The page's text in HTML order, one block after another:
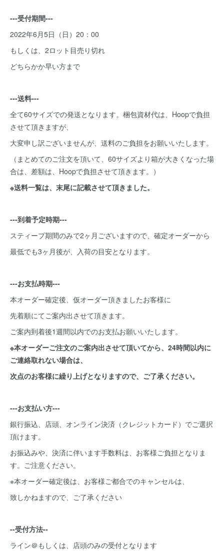
---受付期間---
2022年6月5日（日）20：00
もしくは、2ロット目売り切れ
どちらかか早い方まで
---送料---
全て60サイズでの発送となります。梱包資材代は、Hoopで負担
させて頂きますが、
大変申し訳ございませんが、送料のご負担をお願いいたします。
（まとめてのご注文を頂いて、60サイズより箱が大きくなった場
合は、差額は、Hoopで負担させて頂きます。）
※送料一覧は、末尾に記載させて頂きました。
---到着予定時期---
スティープ期間のみで2ヶ月ございますので、確定オーダーから
最低でも3ヶ月後が、入荷の目安となります。
---お支払時期---
本オーダー確定後、仮オーダー頂きましたお客様に
先着順にてご案内出させて頂きます。
ご案内到着後1週間以内でのお支払お願いいたします。
※本オーダーご注文のご案内出させて頂いてから、24時間以内に
ご連絡取れない場合は、
次点のお客様に繰り上げとなりますので、ご了承ください。
---お支払い方---
銀行振込、店頭、オンライン決済（クレジットカード）でご選択
頂けます。
お振込みや、決済に伴います手数料は、お客様ご負担となりま
す。ご注意ください。
※本オーダー確定後は、お客様ご都合でのキャンセルは、
致しかねますので、ご了承ください
--受付方法--
ライン＠もしくは、店頭のみの受付となります